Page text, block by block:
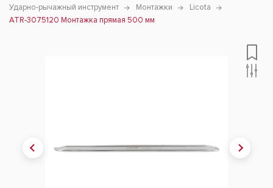
Ударно-рычажный инструмент
Монтажки
Licota
ATR-3075120 Монтажка прямая 500 мм